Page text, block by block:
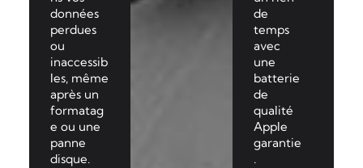
données
perdues
ou
inaccessib
les, même
après un
formatag
e ou une
panne
disque.
de
temps
avec
une
batterie
de
qualité
Apple
garantie
.